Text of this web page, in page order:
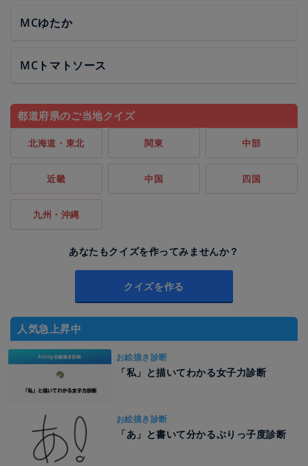
MCゆたか
MCトマトソース
都道府県のご当地クイズ
北海道・東北 関東 中部
近畿 中国 四国
九州・沖縄
あなたもクイズを作ってみませんか？
クイズを作る
人気急上昇中
お絵描き診断
「私」と描いてわかる女子力診断
お絵描き診断
「あ」と書いて分かるぶりっ子度診断